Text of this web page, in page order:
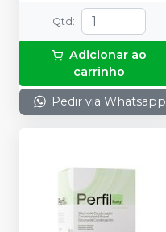
Qtd :
Adicionar ao
carrinho
Pedir via Whatsapp